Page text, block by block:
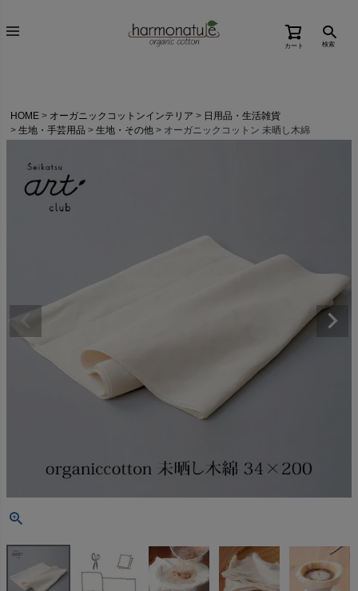
カート 検索
HOME オーガニックコットンインテリア
日用品・生活雑貨
生地・手芸用品
生地・その他 オーガニックコットン 未晒し木綿